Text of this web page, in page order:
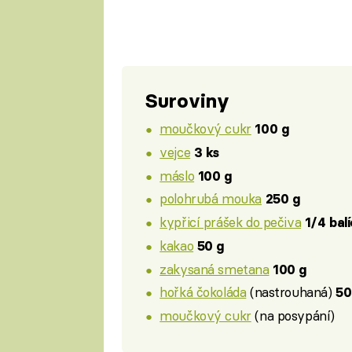
Suroviny
moučkový cukr 100 g
vejce 3 ks
máslo 100 g
polohrubá mouka 250 g
kypřicí prášek do pečiva 1/4
kakao 50 g
zakysaná smetana 100 g
hořká čokoláda(nastrouhaná)
moučkový cukr(na posypání)